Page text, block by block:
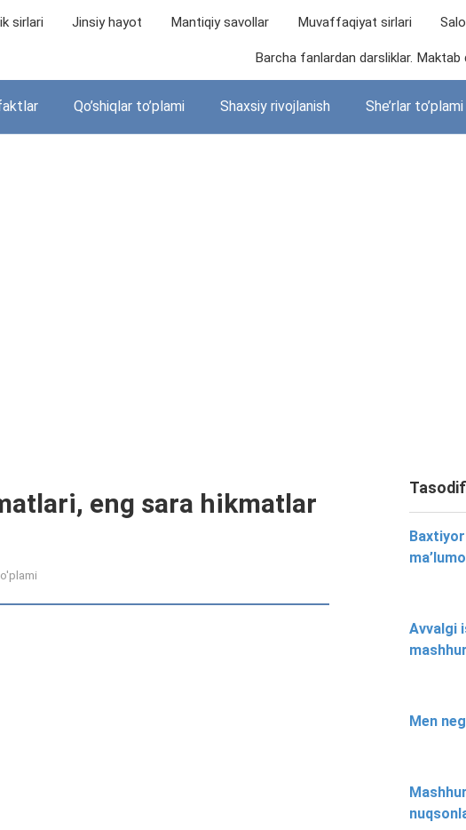
sirlari Jinsiy hayot Mantiqiy savollar Muvaffaqiyat sirlari
Barcha fanlardan darsliklar.
Qo’shiqlar to’plami Shaxsiy rivojlanish She’rlar to’plami
eng sara hikmatlar
Avvalgi
Men